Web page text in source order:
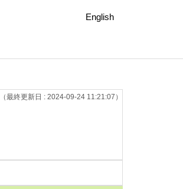
English
（最終更新日 : 2024-09-24 11:21:07）